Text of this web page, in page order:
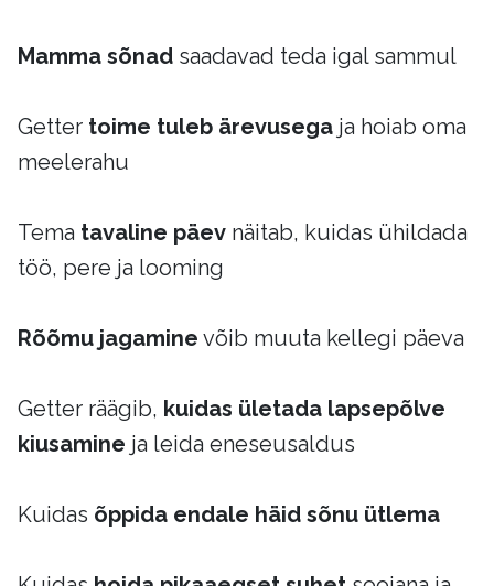
Mamma sõnad saadavad teda igal sammul
Getter toime tuleb ärevusega ja hoiab oma
meelerahu
Tema tavaline päev näitab, kuidas ühildada
töö, pere ja looming
Rõõmu jagamine võib muuta kellegi päeva
Getter räägib, kuidas ületada lapsepõlve
kiusamine ja leida eneseusaldus
Kuidas õppida endale häid sõnu ütlema